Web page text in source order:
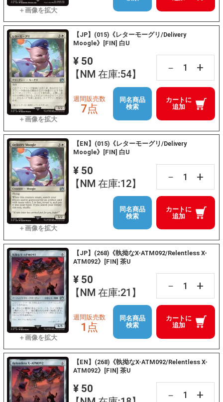
【JP】(015)《レターモーグリ/Delivery
Moogle》[FIN] 白U
¥ 50
【NM 在庫:54】
－ +
カートに
追加
週間販売数
7点
同名商品
検索
【EN】(015)《レターモーグリ/Delivery
Moogle》[FIN] 白U
¥ 50
【NM 在庫:12】
－ +
カートに
追加
同名商品
検索
【JP】(268)《執拗なX-ATM092/Relentless X-
ATM092》[FIN] 茶U
¥ 50
【NM 在庫:21】
－ +
カートに
追加
週間販売数
1点
同名商品
検索
【EN】(268)《執拗なX-ATM092/Relentless X-
ATM092》[FIN] 茶U
¥ 50
－ +